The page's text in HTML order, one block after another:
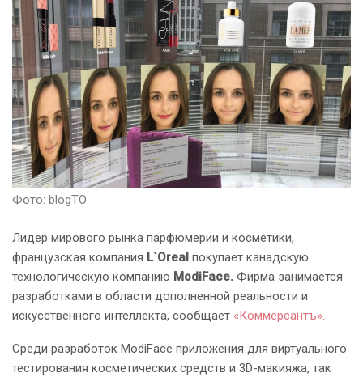
Фото: blogTO
Лидер мирового рынка парфюмерии и косметики,
французская компания L`Oreal покупает канадскую
технологическую компанию ModiFace. Фирма занимается
разработками в области дополненной реальности и
искусственного интеллекта, сообщает «Коммерсантъ».
Среди разработок ModiFace приложения для виртуального
тестирования косметических средств и 3D-макияжа, так